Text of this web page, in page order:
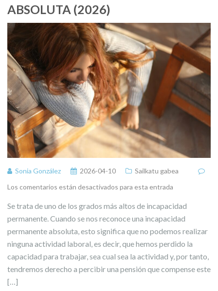
ABSOLUTA (2026)
Sonia González 2026-04-10
Sailkatu gabea
Los comentarios están desactivados para esta entrada
Se trata de uno de los grados más altos de incapacidad
permanente. Cuando se nos reconoce una incapacidad
permanente absoluta, esto significa que no podemos realizar
ninguna actividad laboral, es decir, que hemos perdido la
capacidad para trabajar, sea cual sea la actividad y, por tanto,
tendremos derecho a percibir una pensión que compense este
[…]